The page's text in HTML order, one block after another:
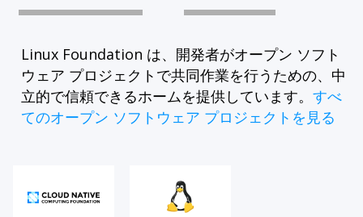
Linux Foundation は、開発者がオープン ソフト
ウェア プロジェクトで共同作業を行うための、中
立的で信頼できるホームを提供しています。 すべ
てのオープン ソフトウェア プロジェクトを見る